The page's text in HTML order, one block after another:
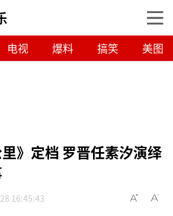
电视 爆料 搞笑 美图
里》定档 罗晋任素汐演绎
16:45:43